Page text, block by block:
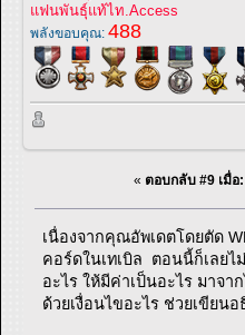
แฟนพันธุ์แท้ไท.Access
พลังขอบคุณ: 488
« ตอบกลับ #9 เมื่อ:
เนื่องจากคุณอัพเดตโดยตัด
คอร์ดในเทเบิล ตอนนี้ก็เลยไ
อะไร ให้มีค่าเป็นอะไร มาจ
ด้วยเงื่อนไขอะไร ช่วยเขียน